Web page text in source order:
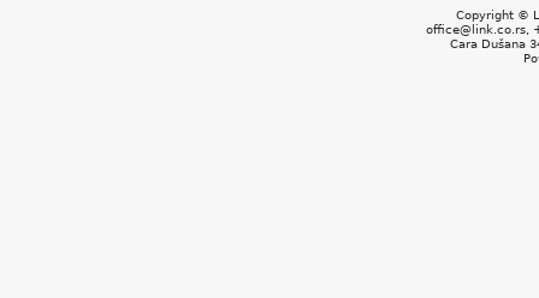
Copyright ©
office@link.co.rs,
Cara Dušana